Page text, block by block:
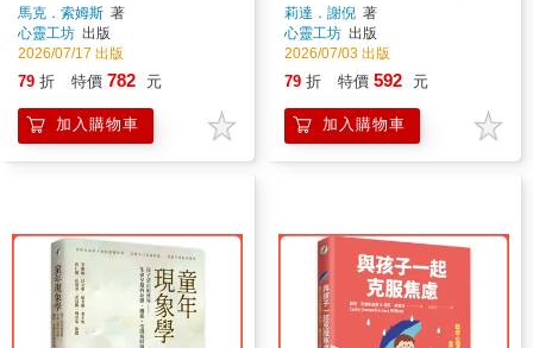
隱藏泉源
馬克．索姆斯 著
心靈工坊 出版
2026/07/17 出版
79 折 特價 782 元
加入購物車
演化的心靈旅程
莉達．謝倪 著
心靈工坊 出版
2026/07/03 出版
79 折 特價 592 元
加入購物車